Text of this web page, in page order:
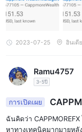
แพลตฟอร์มการ
CAPMOREFXนำเสนอแ
และเป็นมิตรกับผู้ใช้ที่ช่วย
แพลตฟอร์ม MT5 มีเครื่
มากกว่า 30 รายการ แล
เศรษฐกิจ ซึ่งสามารถช่ว
ส่งผลกระทบต่อการเทรด
2023-07-25 อินเดีย
Ramu4757
3-5ปี
การเปิดเผย
ฉันคิดว่า
หาทางเทคนิคมากมายหลั